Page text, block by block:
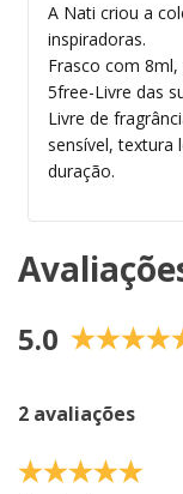
A Nati criou a
inspiradoras.
Frasco com
5free-Livre das
Livre de
sensível, textura
duração.
5.0
2 avaliações